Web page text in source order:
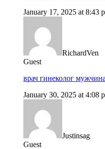
January 17, 2025 at 8:43
RichardVen
Guest
врач гинеколог мужчина
January 30, 2025 at 4:08
Justinsag
Guest